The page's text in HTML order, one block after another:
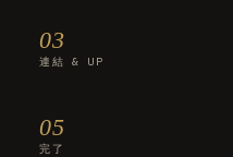
03
連結 & UP
05
完了